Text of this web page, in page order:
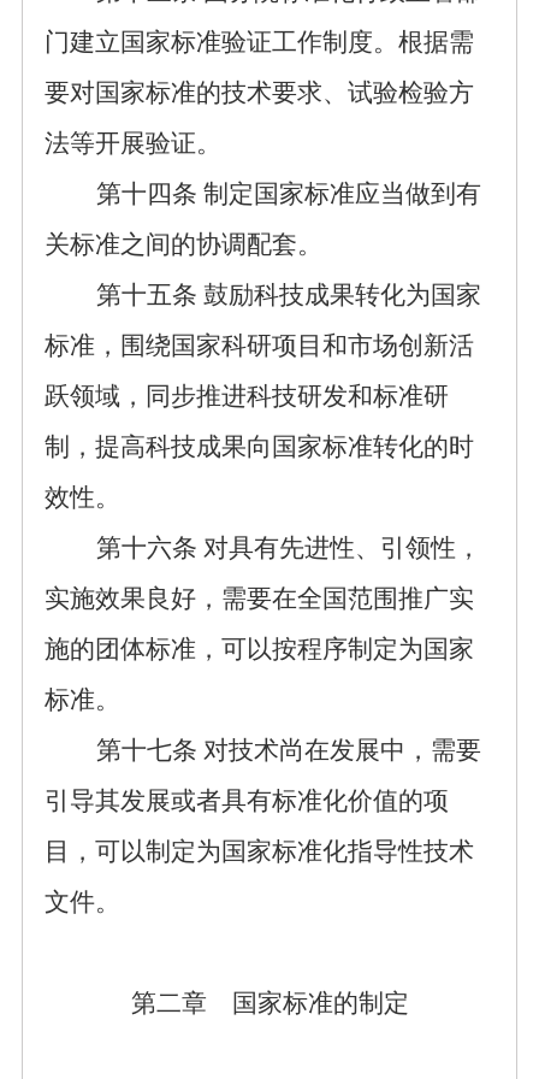
门建立国家标准验证工作制度。根据需
要对国家标准的技术要求、试验检验方
法等开展验证。
第十四条 制定国家标准应当做到有
关标准之间的协调配套。
第十五条 鼓励科技成果转化为国家
标准，围绕国家科研项目和市场创新活
跃领域，同步推进科技研发和标准研
制，提高科技成果向 国家标准转化的时
效性。
第十六条 对具有先进性、引领性，
实施效果良好，需要在全国范围推广实
施的团体标准，可以按程序制定为国家
标准。
第十七条 对技术尚在发展中，需要
引导其发展或者具有标准化价值的项
目，可以制定为国家标准化指导性技术
文件。
第二章 国家标准的制定